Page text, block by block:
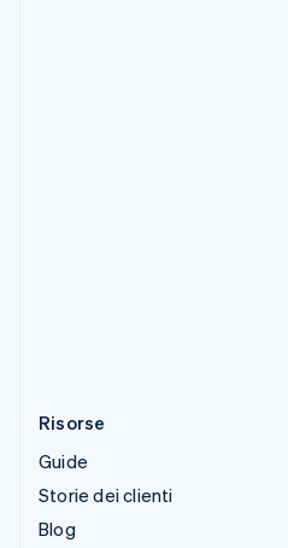
Risorse
Guide
Storie dei clienti
Blog